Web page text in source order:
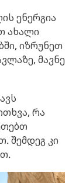
ენერგია
ახალი
იზრუნეთ
მავნე
რა
შემდეგ კი